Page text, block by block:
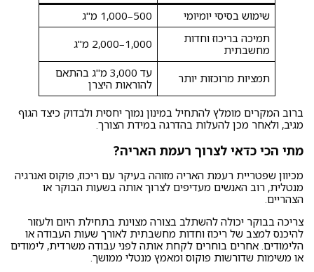
שימוש בסיסי יומיומי
500–1,000 מ"ג
תמיכה בריכוז וחדות
מחשבתית
1,000–2,000 מ"ג
תמציות מרוכזות יותר
עד 3,000 מ"ג בהתאם
להוראות היצרן
ברוב המקרים מומלץ להתחיל במינון נמוך יחסית ולבדוק כיצד הגוף
מגיב, ולאחר מכן להעלות בהדרגה במידת הצורך.
מתי הכי כדאי לצרוך רעמת האריה?
מכיוון שפטריית רעמת האריה מזוהה בעיקר עם ריכוז, פוקוס ואנרגיה
מנטלית, רוב האנשים מעדיפים לצרוך אותה בשעות הבוקר או
הצהריים.
צריכה בבוקר יכולה להשתלב בצורה מצוינת בתחילת היום ולעזור
להיכנס למצב של ריכוז וחדות מחשבתית לאורך שעות העבודה או
הלימודים. אחרים בוחרים לקחת אותה לפני עבודה משרדית, לימודים
או משימות שדורשות פוקוס ומאמץ מנטלי ממושך.